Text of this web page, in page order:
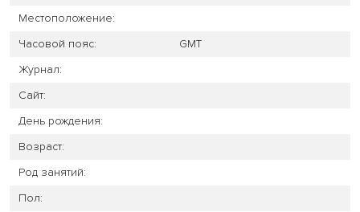
Местоположение:
Часовой пояс:
GMT
Журнал:
Сайт:
День рождения:
Возраст:
Род занятий:
Пол: